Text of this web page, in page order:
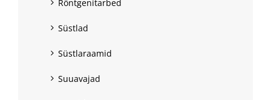
Röntgenitarbed
Süstlad
Süstlaraamid
Suuavajad